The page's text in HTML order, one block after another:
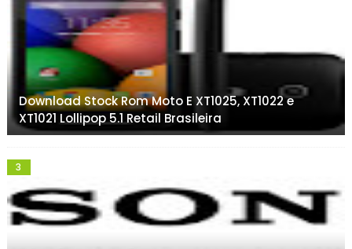
Download Stock Rom Moto E XT1025, XT1022 e
XT1021 Lollipop 5.1 Retail Brasileira